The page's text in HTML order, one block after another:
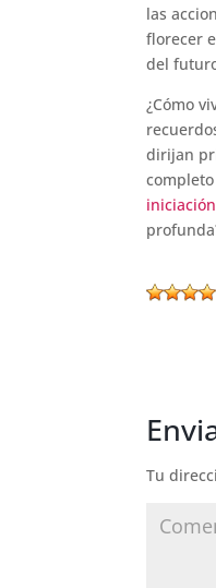
las
florecer
del
¿Cómo
dirijan
iniciación
Tu